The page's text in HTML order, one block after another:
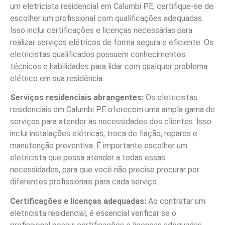
um eletricista residencial em Calumbi PE, certifique-se de
escolher um profissional com qualificações adequadas.
Isso inclui certificações e licenças necessárias para
realizar serviços elétricos de forma segura e eficiente. Os
eletricistas qualificados possuem conhecimentos
técnicos e habilidades para lidar com qualquer problema
elétrico em sua residência.
Serviços residenciais abrangentes: Os eletricistas
residenciais em Calumbi PE oferecem uma ampla gama de
serviços para atender às necessidades dos clientes. Isso
inclui instalações elétricas, troca de fiação, reparos e
manutenção preventiva. É importante escolher um
eletricista que possa atender a todas essas
necessidades, para que você não precise procurar por
diferentes profissionais para cada serviço.
Certificações e licenças adequadas: Ao contratar um
eletricista residencial, é essencial verificar se o